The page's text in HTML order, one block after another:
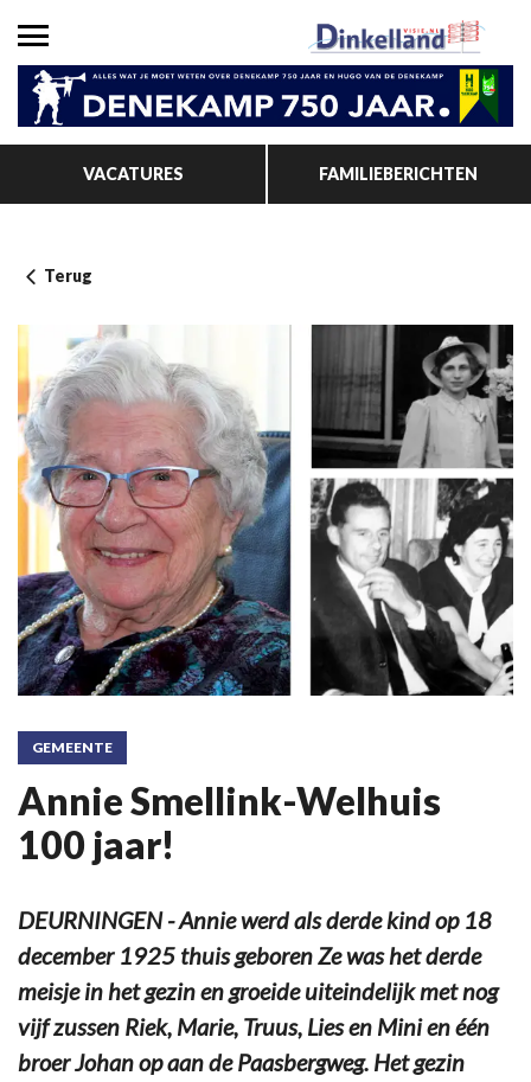
VACATURES FAMILIEBERICHTEN
Terug
GEMEENTE
Annie Smellink-Welhuis
100 jaar!
DEURNINGEN - Annie werd als derde kind op 18
december 1925 thuis geboren Ze was het derde
meisje in het gezin en groeide uiteindelijk met nog
vijf zussen Riek, Marie, Truus, Lies en Mini en één
broer Johan op aan de Paasbergweg. Het gezin